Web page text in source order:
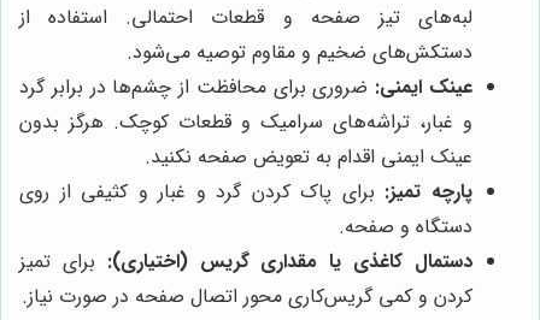
لبه‌های تیز صفحه و قطعات احتمالی. استفاده از
دستکش‌های ضخیم و مقاوم توصیه می‌شود.
عینک ایمنی: ضروری برای محافظت از چشم‌ها در برابر گرد
و غبار، تراشه‌های سرامیک و قطعات کوچک. هرگز بدون
عینک ایمنی اقدام به تعویض صفحه نکنید.
پارچه تمیز: برای پاک کردن گرد و غبار و کثیفی از روی
دستگاه و صفحه.
دستمال کاغذی یا مقداری گریس (اختیاری): برای تمیز
کردن و کمی گریس‌کاری محور اتصال صفحه در صورت نیاز.